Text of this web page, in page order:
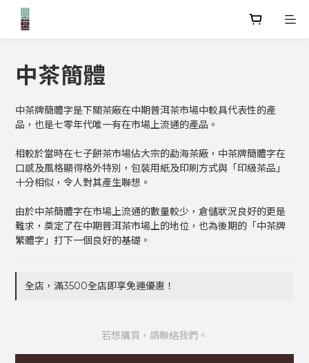
中茶簡體
中茶牌簡體字是下關茶廠在中期普洱茶市場中較具代表性的產
品，也是七零年代唯一有在市場上流通的產品。
相較於當時在七子餅茶市場佔大宗的勐海茶廠，中茶牌簡體字在
口感及風格顯得格外特別，包裝用紙及印刷方式與「印級茶品」
十分相似，令人對其產生聯想。
由於中茶簡體字在市場上流通的數量較少，倉儲狀況良好的更是
難求，奠定了在中期普洱茶市場上的地位，也為後期的「中茶牌
繁體字」打下一個良好的基礎。
全店，滿3500全店即享免運優惠！
若想購買，請聯絡我們。